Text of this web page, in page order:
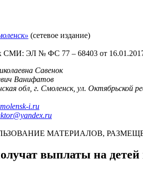
(сетевое издание)
СМИ: ЭЛ № ФС 77 – 68403 от
Савенок
Ванифатов
обл, г. Смоленск, ул. Октябрьской
i.ru
МАТЕРИАЛОВ,
выплаты на